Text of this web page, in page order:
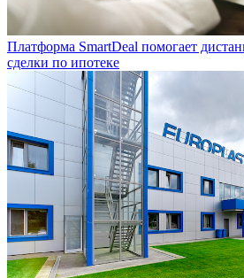
Платформа SmartDeal помогает
сделки по ипотеке